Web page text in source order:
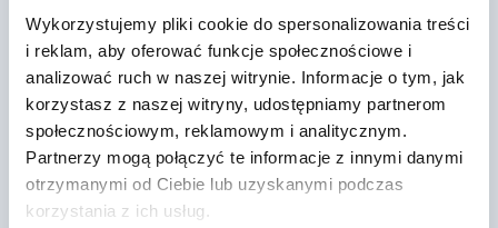
Wykorzystujemy pliki cookie do spersonalizowania treści
i reklam, aby oferować funkcje społecznościowe i
analizować ruch w naszej witrynie. Informacje o tym, jak
korzystasz z naszej witryny, udostępniamy partnerom
społecznościowym, reklamowym i analitycznym.
Partnerzy mogą połączyć te informacje z innymi danymi
otrzymanymi od Ciebie lub uzyskanymi podczas
korzystania z ich usług.